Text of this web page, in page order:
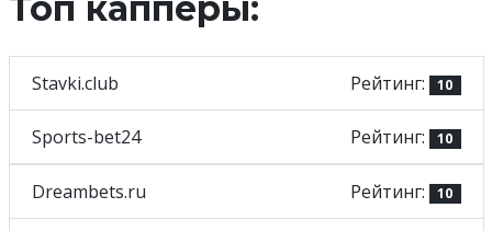
Топ капперы:
Stavki.club Рейтинг: 10
Sports-bet24 Рейтинг: 10
Dreambets.ru Рейтинг: 10